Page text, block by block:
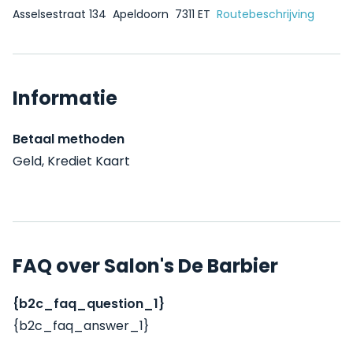
Asselsestraat 134 Apeldoorn 7311 ET Routebeschrijving
Informatie
Betaal methoden
Geld, Krediet Kaart
FAQ over Salon's De Barbier
{b2c_faq_question_1}
{b2c_faq_answer_1}